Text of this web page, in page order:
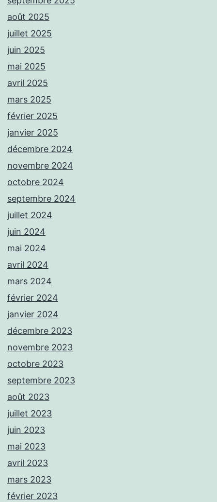
août 2025
juillet 2025
juin 2025
mai 2025
avril 2025
mars 2025
février 2025
janvier 2025
décembre 2024
novembre 2024
octobre 2024
septembre 2024
juillet 2024
juin 2024
mai 2024
avril 2024
mars 2024
février 2024
janvier 2024
décembre 2023
novembre 2023
octobre 2023
septembre 2023
août 2023
juillet 2023
juin 2023
mai 2023
avril 2023
mars 2023
février 2023